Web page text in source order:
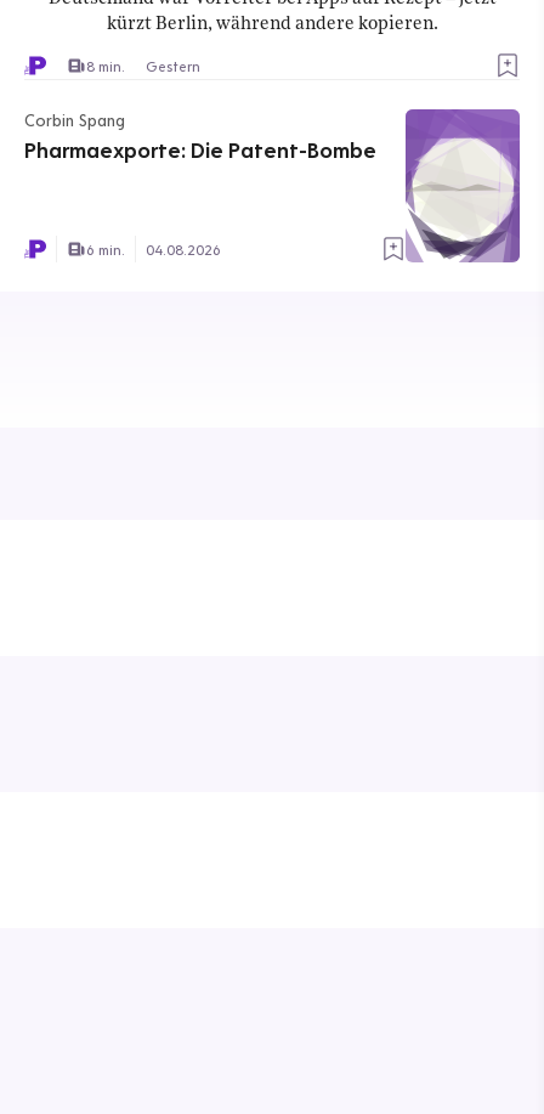
kürzt Berlin, während andere kopieren.
8 min. Gestern
Corbin Spang
Pharmaexporte: Die Patent-Bombe
6 min. 04.08.2026